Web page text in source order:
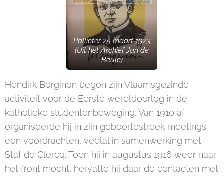
Pallieter 25 maart 1923
(Uit het Archief Jan de
Beule)
Hendirk Borginon begon zijn Vlaamsgezinde
activiteit voor de Eerste wereldoorlog in de
katholieke studentenbeweging. Van 1910 af
organiseerde hij in zijn geboortestreek meetings
een voordrachten, veelal in samenwerking met
Staf de Clercq. Toen hij in augustus 1916 weer naar
het front mocht, hervatte hij daar de contacten met